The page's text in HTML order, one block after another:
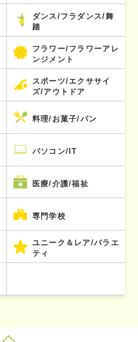
ダンス/フラダンス/舞
踏
フラワー/フラワーアレ
ンジメント
スポーツ/エクササイ
ズ/アウトドア
料理/お菓子/パン
パソコン/IT
医療/介護/福祉
専門学校
ユニーク＆レア/バラエ
ティ